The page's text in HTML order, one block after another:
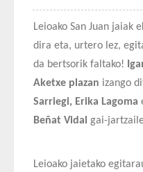
Leioako San Juan jaiak
dira eta, urtero lez,
da bertsorik faltako!
Aketxe plazan izango
Sarriegi, Erika Lagoma
Beñat Vidal gai-
Leioako jaietako